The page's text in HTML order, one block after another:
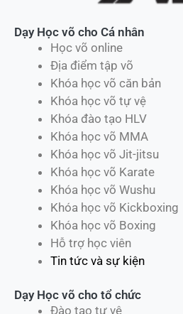
Dạy Học võ cho Cá nhân
Học võ online
Địa điểm tập võ
Khóa học võ căn bản
Khóa học võ tự vệ
Khóa đào tạo HLV
Khóa học võ MMA
Khóa học võ Jit-jitsu
Khóa học võ Karate
Khóa học võ Wushu
Khóa học võ Kickboxing
Khóa học võ Boxing
Hỗ trợ học viên
Tin tức và sự kiện
Dạy Học võ cho tổ chức
Đào tạo tự vệ